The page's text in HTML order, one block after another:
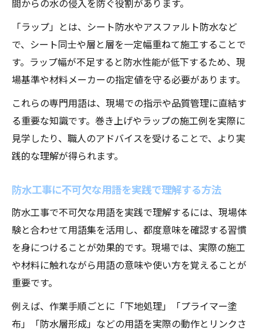
間からの水の侵入を防ぐ役割があります。
「ラップ」とは、シート防水やアスファルト防水など
で、シート同士や層と層を一定幅重ねて施工することで
す。ラップ幅が不足すると防水性能が低下するため、現
場基準や材料メーカーの指定値を守る必要があります。
これらの専門用語は、現場での指示や品質管理に直結す
る重要な知識です。巻き上げやラップの施工例を実際に
見学したり、職人のアドバイスを受けることで、より実
践的な理解が得られます。
防水工事に不可欠な用語を実践で理解する方法
防水工事で不可欠な用語を実践で理解するには、現場体
験と合わせて用語集を活用し、都度意味を確認する習慣
を身につけることが効果的です。現場では、実際の施工
や材料に触れながら用語の意味や使い方を覚えることが
重要です。
例えば、作業手順ごとに「下地処理」「プライマー塗
布」「防水層形成」などの用語を実際の動作とリンクさ